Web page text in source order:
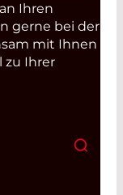
Ihren
gerne bei der
mit Ihnen
zu Ihrer